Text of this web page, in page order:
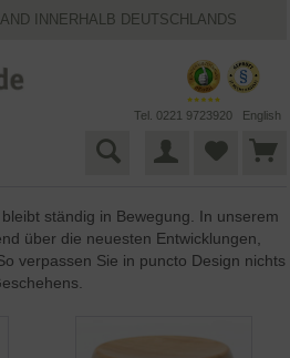
INNERHALB DEUTSCHLANDS
GARANTIE
MARKANTO
Tel. 0221 9723920 English
ständig in Bewegung. In unserem
über die neuesten Entwicklungen,
verpassen Sie in puncto Design nichts